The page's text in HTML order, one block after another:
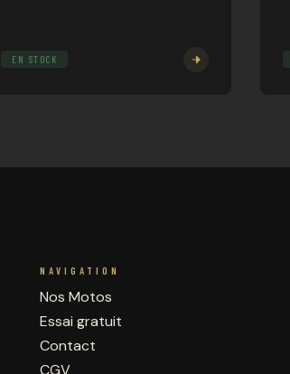
EN STOCK
NAVIGATION
Nos Motos
Essai gratuit
Contact
CGV